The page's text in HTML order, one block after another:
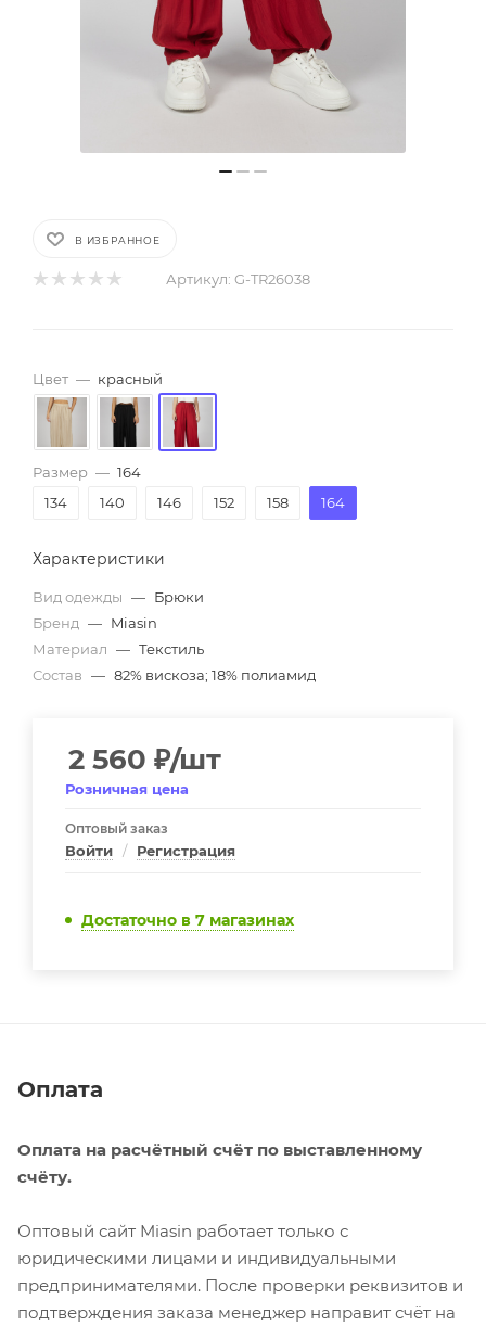
В ИЗБРАННОЕ
Артикул: G-TR26038
Цвет — красный
Размер — 164
134
140 146 152 158 164
Характеристики
Вид одежды — Брюки
Бренд — Miasin
Материал — Текстиль
Состав — 82% вискоза; 18% полиамид
2 560 ₽/шт
Розничная цена
Оптовый заказ
Войти / Регистрация
Достаточно в 7 магазинах
Оплата
Оплата на расчётный счёт по выставленному
счёту.
Оптовый сайт Miasin работает только с
юридическими лицами и индивидуальными
предпринимателями. После проверки реквизитов и
подтверждения заказа менеджер направит счёт на